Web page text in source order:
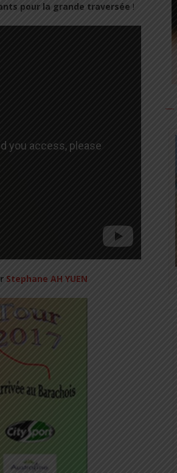
pour la grande traversée !
Stephane AH YUEN